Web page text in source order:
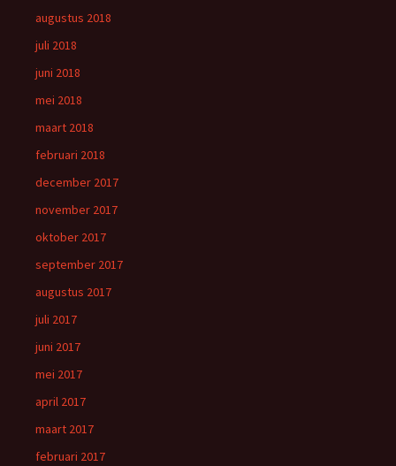
augustus 2018
juli 2018
juni 2018
mei 2018
maart 2018
februari 2018
december 2017
november 2017
oktober 2017
september 2017
augustus 2017
juli 2017
juni 2017
mei 2017
april 2017
maart 2017
februari 2017